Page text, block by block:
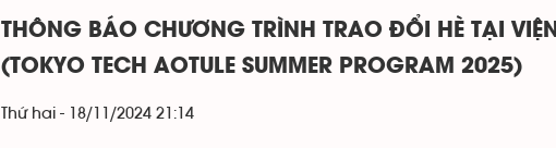
THÔNG BÁO CHƯƠNG TRÌNH TRAO ĐỔI HÈ TẠI
(TOKYO TECH AOTULE SUMMER PROGRAM 2025)
Thứ hai - 18/11/2024 21:14